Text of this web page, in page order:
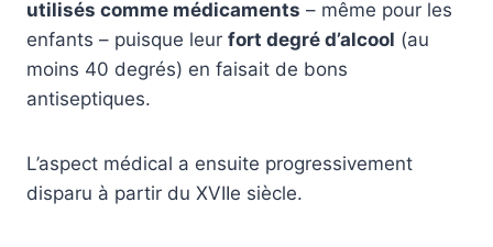
utilisés comme médicaments – même pour les
enfants – puisque leur fort degré d’alcool (au
moins 40 degrés) en faisait de bons
antiseptiques.
L’aspect médical a ensuite progressivement
disparu à partir du XVIIe siècle.